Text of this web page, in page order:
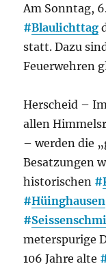
Am Sonntag,
#Blaulichttag
statt. Dazu
Feuerwehren
Herscheid –
allen
– werden die
Besatzungen
historischen #
#Hüinghausen
#
meterspurige
106 Jahre alte